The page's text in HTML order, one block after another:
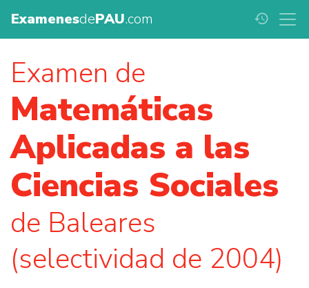
ExamenesdePAU.com history
Examen de
Matemáticas
Aplicadas a las
Ciencias Sociales
de Baleares
(selectividad de 2004)